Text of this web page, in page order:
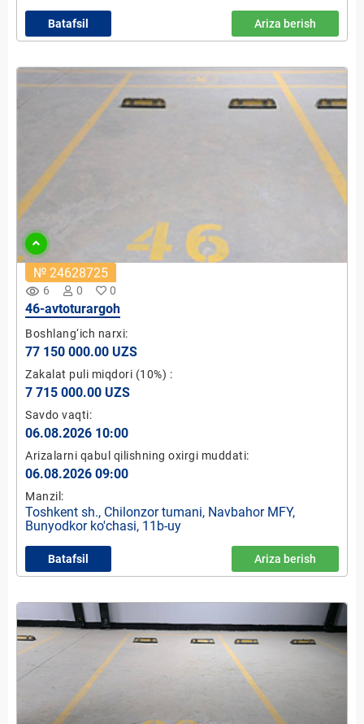
Batafsil Ariza berish
remove_red_eye 6 0 0
№ 24628725
46-avtoturargoh
Boshlang‘ich narxi:
77 150 000.00 UZS
Zakalat puli miqdori (10%) :
7 715 000.00 UZS
Savdo vaqti:
06.08.2026 10:00
Arizalarni qabul qilishning oxirgi muddati:
06.08.2026 09:00
Manzil:
Toshkent sh., Chilonzor tumani, Navbahor MFY,
Bunyodkor ko'chasi, 11b-uy
Batafsil Ariza berish